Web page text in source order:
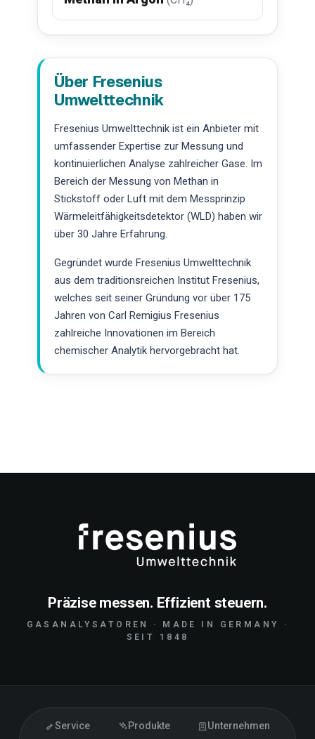
Über Fresenius
Umwelttechnik
Fresenius Umwelttechnik ist ein Anbieter mit
umfassender Expertise zur Messung und
kontinuierlichen Analyse zahlreicher Gase. Im
Bereich der Messung von Methan in
Stickstoff oder Luft mit dem Messprinzip
Wärmeleitfähigkeitsdetektor (WLD) haben wir
über 30 Jahre Erfahrung.
Gegründet wurde Fresenius Umwelttechnik
aus dem traditionsreichen Institut Fresenius,
welches seit seiner Gründung vor über 175
Jahren von Carl Remigius Fresenius
zahlreiche Innovationen im Bereich
chemischer Analytik hervorgebracht hat.
Präzise messen. Effizient steuern.
GASANALYSATOREN · MADE IN GERMANY ·
SEIT 1848
Service Produkte Unternehmen